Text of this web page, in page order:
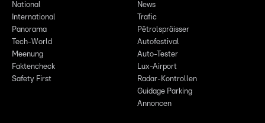
National
International
Panorama
Tech-World
Meenung
Faktencheck
Safety First
News
Trafic
Pëtrolspräisser
Autofestival
Auto-Tester
Lux-Airport
Radar-Kontrollen
Guidage Parking
Annoncen